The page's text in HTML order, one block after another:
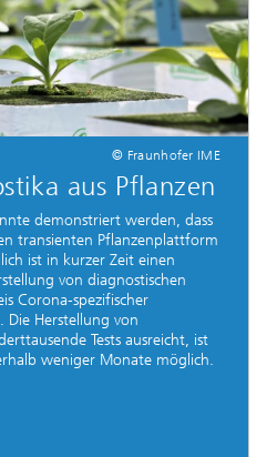
© Fraunhofer IME
aus Pflanzen
demonstriert werden, dass
transienten Pflanzenplattform
ist in kurzer Zeit einen
von diagnostischen
Corona-spezifischer
Herstellung von
Tests ausreicht, ist
weniger Monate möglich.